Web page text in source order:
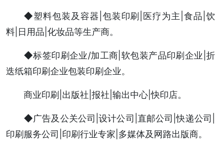
◆塑料包装及容器|包装印刷|医疗为主|食品|饮
料|日用品|化妆品等生产商。
◆标签印刷企业/加工商|软包装产品印刷企业|折
迭纸箱印刷企业包装印刷企业。
商业印刷|出版社|报社|输出中心|快印店。
◆广告及公关公司|设计公司|直邮公司|快递公司|
印刷服务公司|印刷行业专家|多媒体及网路出版商。